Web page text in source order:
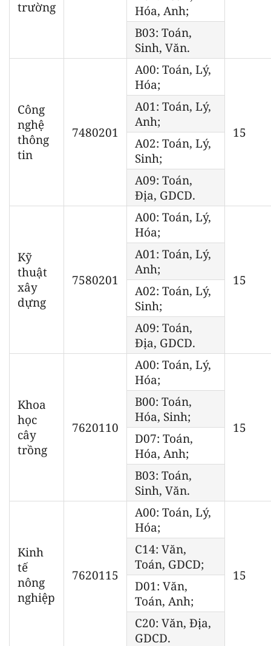
trường
Hóa, Anh;
B03: Toán,
Sinh, Văn.
Công
nghệ
thông
tin
7480201
A00: Toán, Lý,
Hóa;
15
A01: Toán, Lý,
Anh;
A02: Toán, Lý,
Sinh;
A09: Toán,
Địa, GDCD.
Kỹ
thuật
xây
dựng
7580201
A00: Toán, Lý,
Hóa;
15
A01: Toán, Lý,
Anh;
A02: Toán, Lý,
Sinh;
A09: Toán,
Địa, GDCD.
Khoa
học
cây
trồng
7620110
A00: Toán, Lý,
Hóa;
15
B00: Toán,
Hóa, Sinh;
D07: Toán,
Hóa, Anh;
B03: Toán,
Sinh, Văn.
Kinh
tế
nông
nghiệp
7620115
A00: Toán, Lý,
Hóa;
15
C14: Văn,
Toán, GDCD;
D01: Văn,
Toán, Anh;
C20: Văn, Địa,
GDCD.